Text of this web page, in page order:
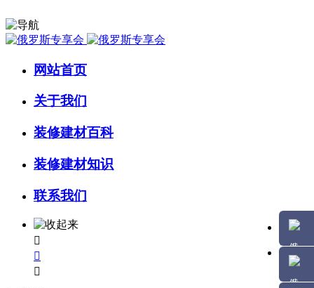
网站首页
关于我们
装修建材百科
装修建材知识
联系我们


